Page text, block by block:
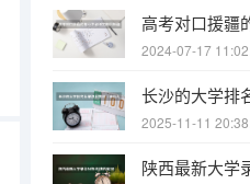
2024-07-17
2025-11-11